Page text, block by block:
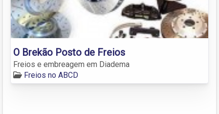
O Brekão Posto de Freios
Freios e embreagem em Diadema
Freios no ABCD